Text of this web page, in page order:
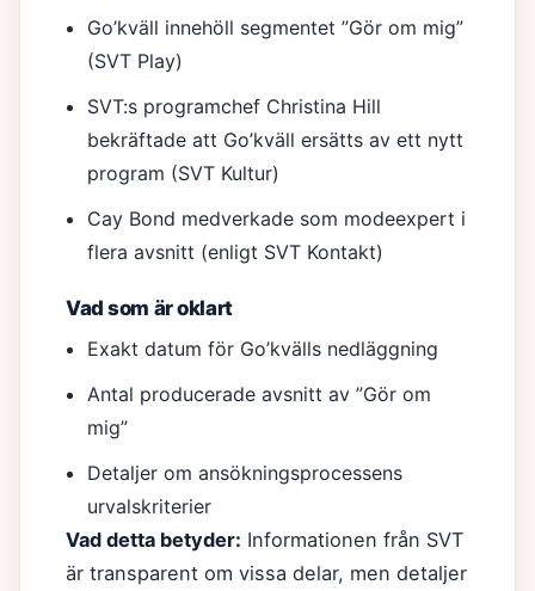
Go’kväll innehöll segmentet ”Gör om mig”
(SVT Play)
SVT:s programchef Christina Hill
bekräftade att Go’kväll ersätts av ett nytt
program (SVT Kultur)
Cay Bond medverkade som modeexpert i
flera avsnitt (enligt SVT Kontakt)
Vad som är oklart
Exakt datum för Go’kvälls nedläggning
Antal producerade avsnitt av ”Gör om
mig”
Detaljer om ansökningsprocessens
urvalskriterier
Vad detta betyder: Informationen från SVT
är transparent om vissa delar, men detaljer